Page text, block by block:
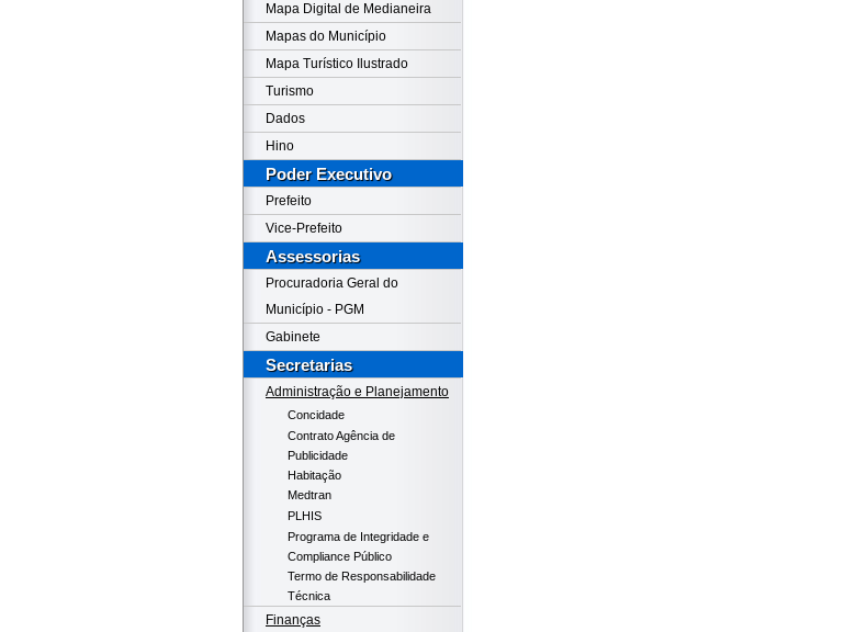
Mapa Digital de Medianeira
Mapas do Município
Mapa Turístico Ilustrado
Turismo
Dados
Hino
Poder Executivo
Prefeito
Vice-Prefeito
Assessorias
Procuradoria Geral do
Município - PGM
Gabinete
Secretarias
Administração e Planejamento
Concidade
Contrato Agência de
Publicidade
Habitação
Medtran
PLHIS
Programa de Integridade e
Compliance Público
Termo de Responsabilidade
Técnica
Finanças